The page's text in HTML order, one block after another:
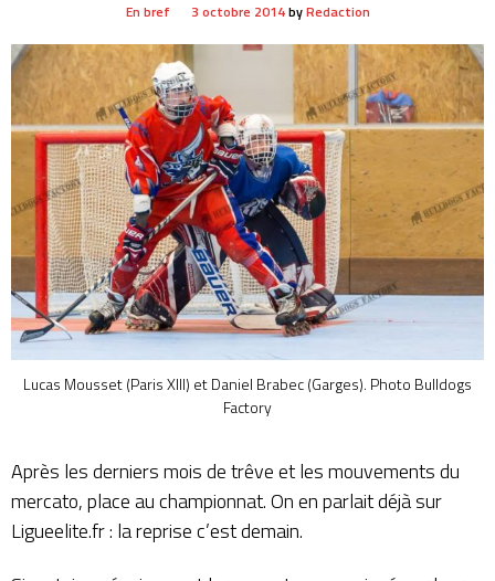
En bref 3 octobre 2014byRedaction
Lucas Mousset (Paris XIII) et Daniel Brabec (Garges). Photo Bulldogs
Factory
Après les derniers mois de trêve et les mouvements du
mercato, place au championnat. On en parlait déjà sur
Ligueelite.fr : la reprise c’est demain.